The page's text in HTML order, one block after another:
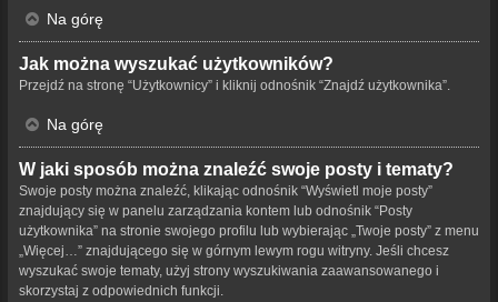
Na górę
Jak można wyszukać użytkowników?
Przejdź na stronę “Użytkownicy” i kliknij odnośnik “Znajdź użytkownika”.
Na górę
W jaki sposób można znaleźć swoje posty i tematy?
Swoje posty można znaleźć, klikając odnośnik “Wyświetl moje posty”
znajdujący się w panelu zarządzania kontem lub odnośnik “Posty
użytkownika” na stronie swojego profilu lub wybierając „Twoje posty” z menu
„Więcej…” znajdującego się w górnym lewym rogu witryny. Jeśli chcesz
wyszukać swoje tematy, użyj strony wyszukiwania zaawansowanego i
skorzystaj z odpowiednich funkcji.